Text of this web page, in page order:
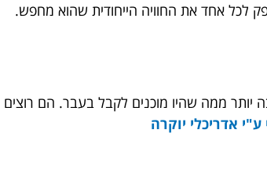
לכל אחד את החוויה הייחודית שהוא מחפש.
יותר ממה שהיו מוכנים לקבל בעבר. הם
אדריכלי יוקרה